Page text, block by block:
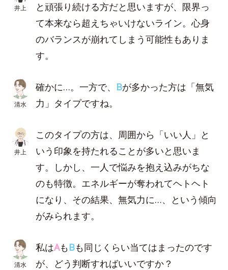
井上
と頑張り続ける方だと思いますが、限界っ
て本来なら超えちゃいけないライン。心身
のバランスが崩れてしまう可能性もありま
す。
清水
確かに…。一方で、 Bが多かった方は「無気
力」タイプですね。
井上
このタイプの方は、周囲から「いい人」と
いう印象を持たれることが多いと思いま
す。しかし、一人で悩みを抱え込みがちな
のも特徴。エネルギーが奪われてヘトヘト
になり、その結果、無気力に…、という傾向
がみられます。
清水
私はAも Bも同じくらい当てはまったのです
が、どう判断すればいいですか？